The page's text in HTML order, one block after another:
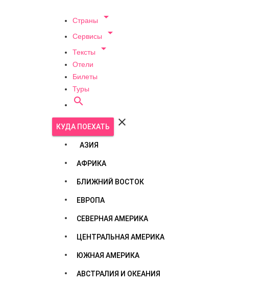
Страны 
Сервисы 
Тексты 
Отели
Билеты
Туры

КУДА ПОЕХАТЬ 
АЗИЯ
АФРИКА
БЛИЖНИЙ ВОСТОК
ЕВРОПА
СЕВЕРНАЯ АМЕРИКА
ЦЕНТРАЛЬНАЯ АМЕРИКА
ЮЖНАЯ АМЕРИКА
АВСТРАЛИЯ И ОКЕАНИЯ